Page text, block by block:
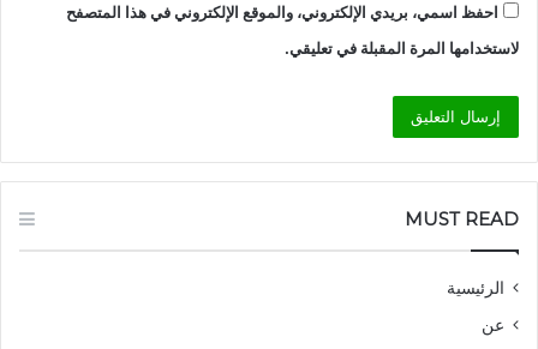
احفظ اسمي، بريدي الإلكتروني، والموقع الإلكتروني في هذا المتصفح
لاستخدامها المرة المقبلة في تعليقي.
MUST READ
الرئيسية
عن